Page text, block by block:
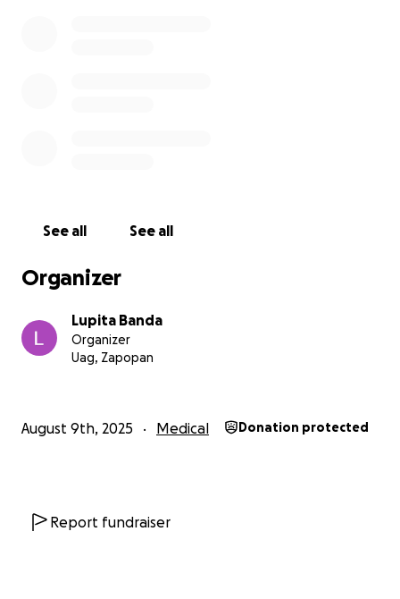
See all See all
Organizer
Lupita Banda
Organizer
Uag, Zapopan
August 9th, 2025 Medical Donation protected
Report fundraiser